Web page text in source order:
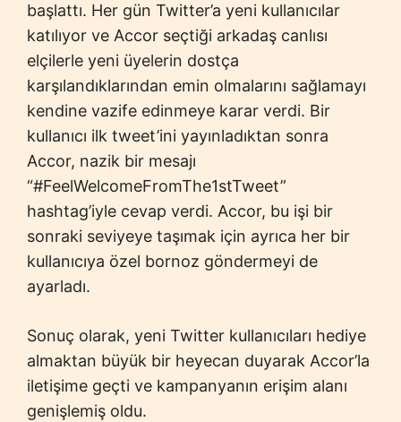
başlattı. Her gün Twitter’a yeni kullanıcılar
katılıyor ve Accor seçtiği arkadaş canlısı
elçilerle yeni üyelerin dostça
karşılandıklarından emin olmalarını sağlamayı
kendine vazife edinmeye karar verdi. Bir
kullanıcı ilk tweet’ini yayınladıktan sonra
Accor, nazik bir mesajı
“#FeelWelcomeFromThe1stTweet”
hashtag’iyle cevap verdi. Accor, bu işi bir
sonraki seviyeye taşımak için ayrıca her bir
kullanıcıya özel bornoz göndermeyi de
ayarladı.
Sonuç olarak, yeni Twitter kullanıcıları hediye
almaktan büyük bir heyecan duyarak Accor’la
iletişime geçti ve kampanyanın erişim alanı
genişlemiş oldu.